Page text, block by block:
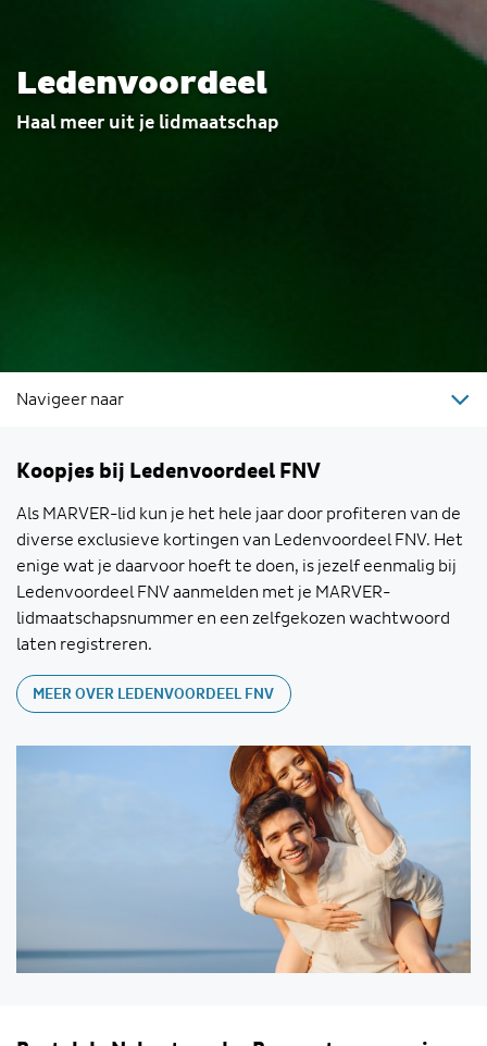
Ledenvoordeel
Haal meer uit je lidmaatschap
Navigeer naar
Koopjes bij Ledenvoordeel FNV
Als MARVER-lid kun je het hele jaar door profiteren van de
diverse exclusieve kortingen van Ledenvoordeel FNV. Het
enige wat je daarvoor hoeft te doen, is jezelf eenmalig bij
Ledenvoordeel FNV aanmelden met je MARVER-
lidmaatschapsnummer en een zelfgekozen wachtwoord
laten registreren.
MEER OVER LEDENVOORDEEL FNV